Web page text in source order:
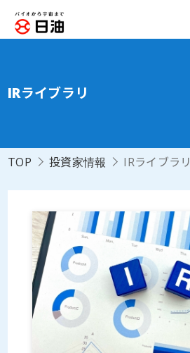
IRライブラリ
TOP 投資家情報 IRライブラリ